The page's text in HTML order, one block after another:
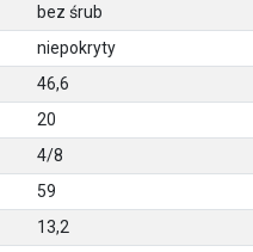
bez śrub
niepokryty
46,6
20
4/8
59
13,2